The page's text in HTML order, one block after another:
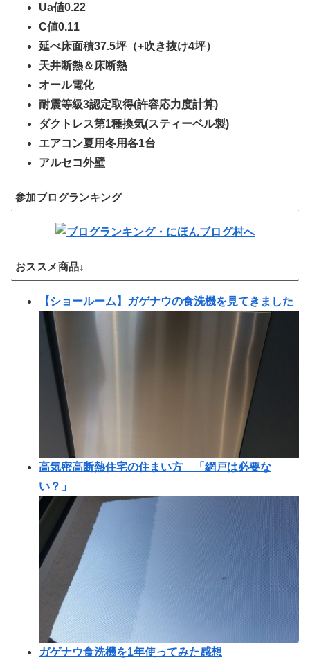
Ua値0.22
C値0.11
延べ床面積37.5坪（+吹き抜け4坪）
天井断熱＆床断熱
オール電化
耐震等級3認定取得(許容応力度計算)
ダクトレス第1種換気(スティーベル製)
エアコン夏用冬用各1台
アルセコ外壁
参加ブログランキング
おススメ商品↓
【ショールーム】ガゲナウの食洗機を見てきました
高気密高断熱住宅の住まい方 「網戸は必要な
い？」
ガゲナウ食洗機を1年使ってみた感想